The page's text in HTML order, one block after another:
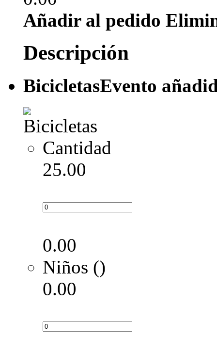
Añadir al pedido
Descripción
BicicletasEvento
Cantidad
25.00
0.00
Niños ()
0.00